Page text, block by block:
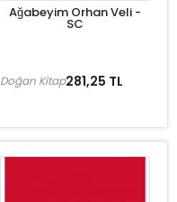
Ağabeyim Orhan Veli -
SC
281,25 TL
Doğan Kitap